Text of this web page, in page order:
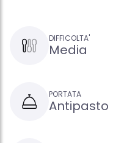
DIFFICOLTA'
Media
PORTATA
Antipasto